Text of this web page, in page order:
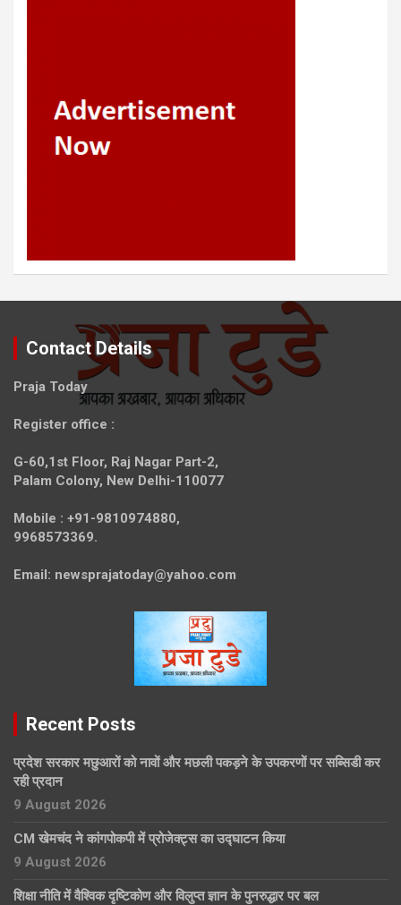
Contact Details
Praja Today
Register office :
G-60,1st Floor, Raj Nagar Part-2,
Palam Colony, New Delhi-110077
Mobile : +91-9810974880,
9968573369.
Email: newsprajatoday@yahoo.com
Recent Posts
प्रदेश सरकार मछुआरों को नावों और मछली पकड़ने के उपकरणों पर सब्सिडी कर
रही प्रदान
9 August 2026
CM खेमचंद ने कांगपोकपी में प्रोजेक्ट्स का उद्घाटन किया
9 August 2026
शिक्षा नीति में वैश्विक दृष्टिकोण और विलुप्त ज्ञान के पुनरुद्धार पर बल